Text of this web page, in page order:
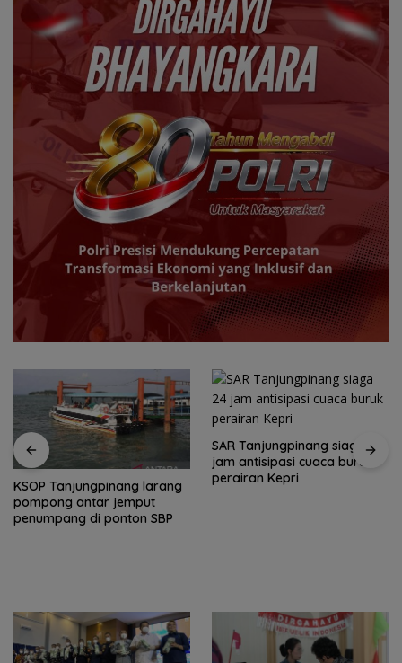
KSOP Tanjungpinang larang
pompong antar jemput
penumpang di ponton SBP
SAR Tanjungpinang siaga 24
jam antisipasi cuaca buruk
perairan Kepri